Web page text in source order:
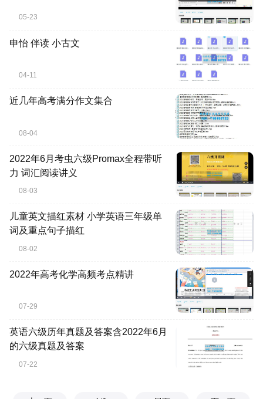
05-23
申怡 伴读 小古文
04-11
近几年高考满分作文集合
08-04
2022年6月考虫六级Promax全程带听
力 词汇阅读讲义
08-03
儿童英文描红素材 小学英语三年级单
词及重点句子描红
08-02
2022年高考化学高频考点精讲
07-29
英语六级历年真题及答案含2022年6月
的六级真题及答案
07-22